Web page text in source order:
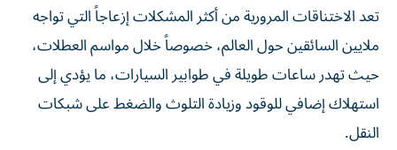
تعد الاختناقات المرورية من أكثر المشكلات إزعاجاً التي تواجه
ملايين السائقين حول العالم، خصوصاً خلال مواسم العطلات،
حيث تهدر ساعات طويلة في طوابير السيارات، ما يؤدي إلى
استهلاك إضافي للوقود وزيادة التلوث والضغط على شبكات
النقل.